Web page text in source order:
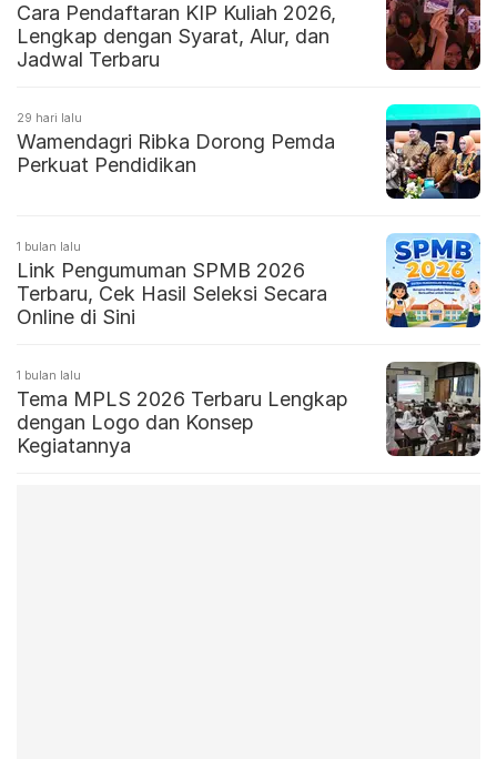
Cara Pendaftaran KIP Kuliah 2026,
Lengkap dengan Syarat, Alur, dan
Jadwal Terbaru
29 hari lalu
Wamendagri Ribka Dorong Pemda
Perkuat Pendidikan
1 bulan lalu
Link Pengumuman SPMB 2026
Terbaru, Cek Hasil Seleksi Secara
Online di Sini
1 bulan lalu
Tema MPLS 2026 Terbaru Lengkap
dengan Logo dan Konsep
Kegiatannya